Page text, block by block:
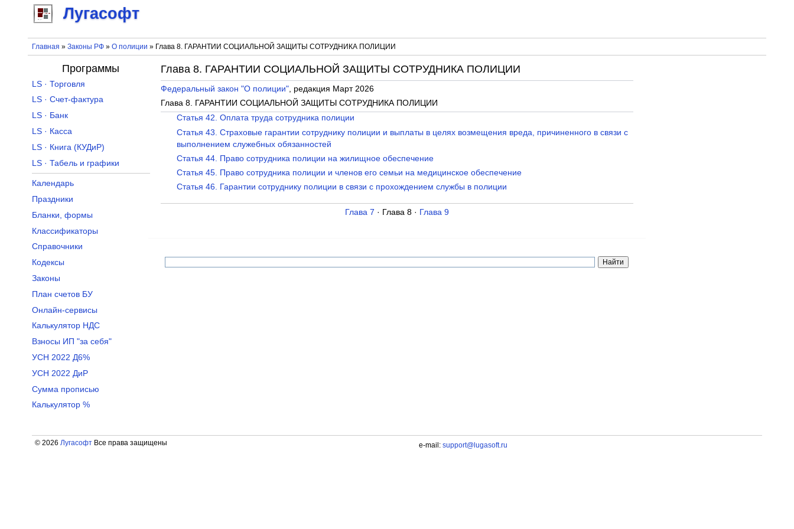
Лугасофт
Главная » Законы РФ» О полиции » Глава 8. ГАРАНТИИ СОЦИАЛЬНОЙ ЗАЩИТЫ СОТРУДНИКА ПОЛИЦИИ
Глава 8. ГАРАНТИИ СОЦИАЛЬНОЙ ЗАЩИТЫ СОТРУДНИКА ПОЛИЦИИ
Федеральный закон "О полиции", редакция Март 2026
Глава 8. ГАРАНТИИ СОЦИАЛЬНОЙ ЗАЩИТЫ СОТРУДНИКА ПОЛИЦИИ
Статья 42. Оплата труда сотрудника полиции
Статья 43. Страховые гарантии сотруднику полиции и выплаты в целях возмещения вреда, причиненного в связи с
выполнением служебных обязанностей
Статья 44. Право сотрудника полиции на жилищное обеспечение
Статья 45. Право сотрудника полиции и членов его семьи на медицинское обеспечение
Статья 46. Гарантии сотруднику полиции в связи с прохождением службы в полиции
Глава 7 · Глава 8 · Глава 9
Программы
LS · Торговля
LS · Счет-фактура
LS · Банк
LS · Касса
LS · Книга (КУДиР)
LS · Табель и графики
Календарь
Праздники
Бланки, формы
Классификаторы
Справочники
Кодексы
Законы
План счетов БУ
Онлайн-сервисы
Калькулятор НДС
Взносы ИП "за себя"
УСН 2022 Д6%
УСН 2022 ДиР
Сумма прописью
Калькулятор %
© 2026 ЛугасофтВсе права защищены e-mail: support@lugasoft.ru